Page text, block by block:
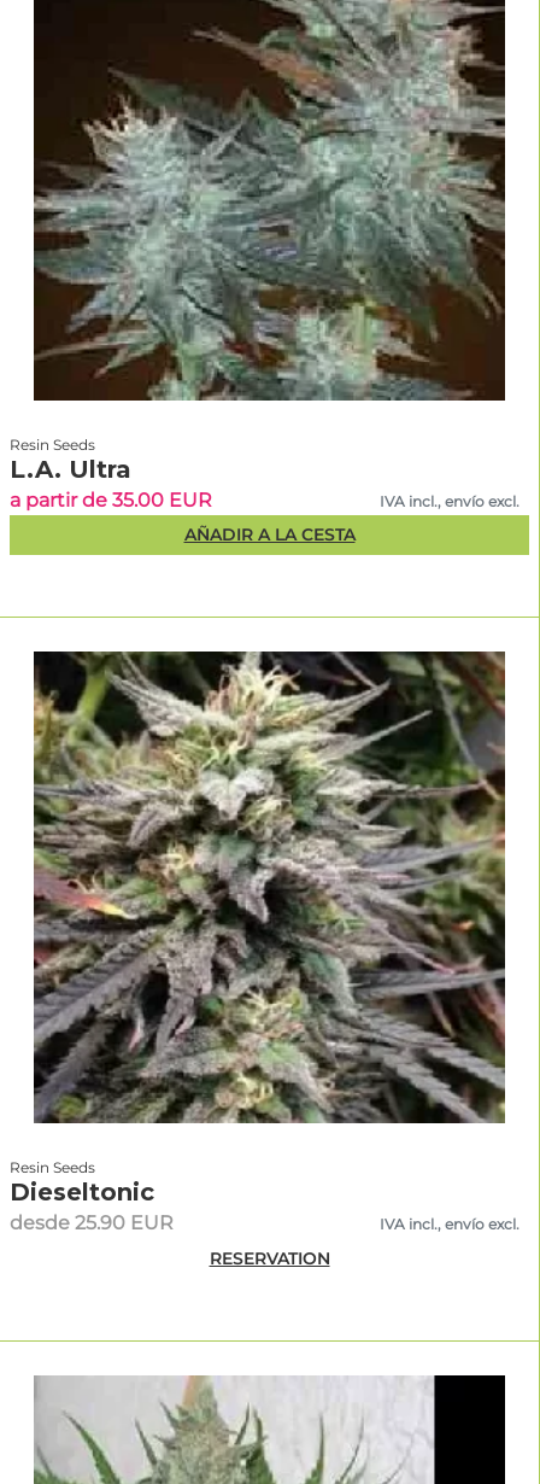
Resin Seeds
L.A. Ultra
a partir de 35.00 EUR IVA incl., envío excl.
AÑADIR A LA CESTA
Resin Seeds
Dieseltonic
desde 25.90 EUR IVA incl., envío excl.
RESERVATION